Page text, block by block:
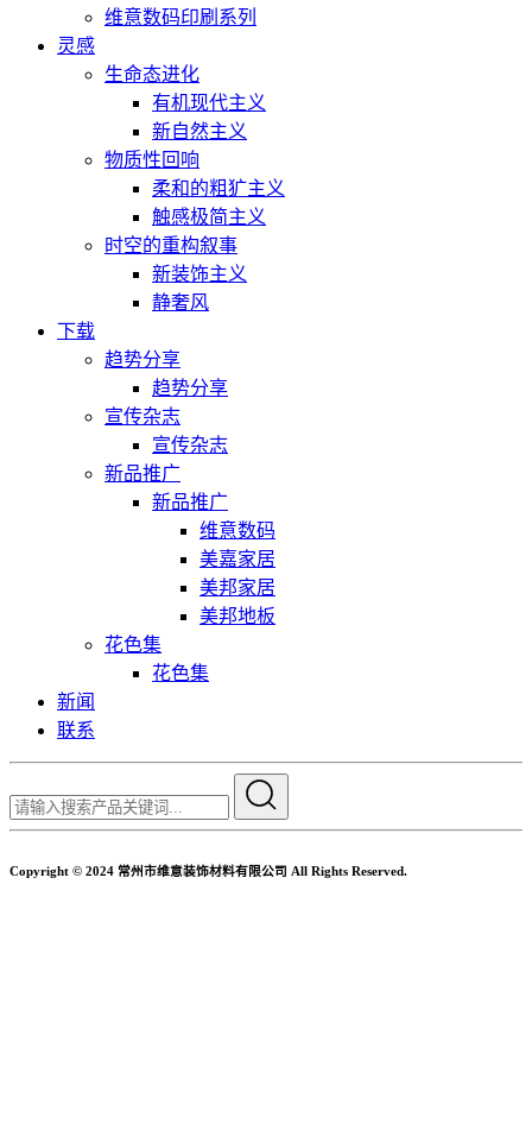
维意数码印刷系列
灵感
生命态进化
有机现代主义
新自然主义
物质性回响
柔和的粗犷主义
触感极简主义
时空的重构叙事
新装饰主义
静奢风
下载
趋势分享
趋势分享
宣传杂志
宣传杂志
新品推广
新品推广
维意数码
美嘉家居
美邦家居
美邦地板
花色集
花色集
新闻
联系
Copyright © 2024 常州市维意装饰材料有限公司 All Rights Reserved.